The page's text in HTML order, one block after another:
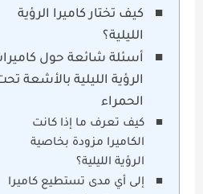
كيف تختار كاميرا الرؤية
الليلية؟
أسئلة شائعة حول
الرؤية الليلية بالأشعة
الحمراء
كيف تعرف ما إذا كانت
الكاميرا مزودة بخاصية
الرؤية الليلية؟
إلى أي مدى تستطيع كاميرا